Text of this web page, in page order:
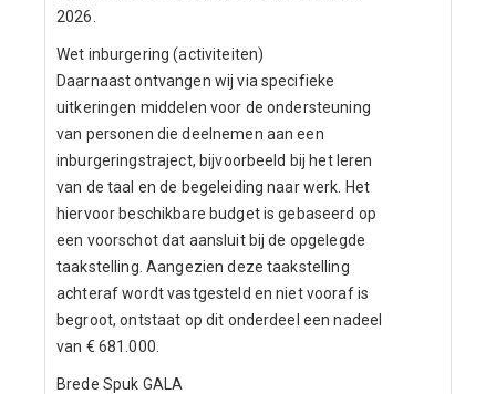
2026.
Wet inburgering (activiteiten)
Daarnaast ontvangen wij via specifieke
uitkeringen middelen voor de ondersteuning
van personen die deelnemen aan een
inburgeringstraject, bijvoorbeeld bij het leren
van de taal en de begeleiding naar werk. Het
hiervoor beschikbare budget is gebaseerd op
een voorschot dat aansluit bij de opgelegde
taakstelling. Aangezien deze taakstelling
achteraf wordt vastgesteld en niet vooraf is
begroot, ontstaat op dit onderdeel een nadeel
van € 681.000.
Brede Spuk GALA